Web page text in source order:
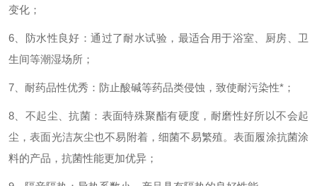
变化；
6、防水性良好：通过了耐水试验，最适合用于浴室、厨房、卫
生间等潮湿场所；
7、耐药品性优秀：防止酸碱等药品类侵蚀，致使耐污染性*；
8、不起尘、抗菌：表面特殊聚酯有硬度，耐磨性好所以不会起
尘，表面光洁灰尘也不易附着，细菌不易繁殖。表面履涂抗菌涂
料的产品，抗菌性能更加优异；